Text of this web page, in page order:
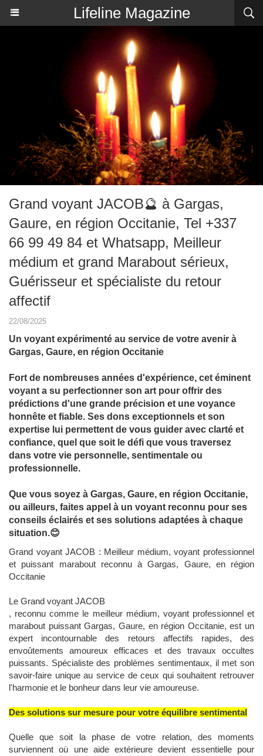
Lifeline Magazine
Grand voyant JACOB🔮 à Gargas,
Gaure, en région Occitanie, Tel +337
66 99 49 84 et Whatsapp, Meilleur
médium et grand Marabout sérieux,
Guérisseur et spécialiste du retour
affectif
22/08/2025
Un voyant expérimenté au service de votre avenir à
Gargas, Gaure, en région Occitanie
Fort de nombreuses années d'expérience, cet éminent
voyant a su perfectionner son art pour offrir des
prédictions d'une grande précision et une voyance
honnête et fiable. Ses dons exceptionnels et son
expertise lui permettent de vous guider avec clarté et
confiance, quel que soit le défi que vous traversez
dans votre vie personnelle, sentimentale ou
professionnelle.
Que vous soyez à Gargas, Gaure, en région Occitanie,
ou ailleurs, faites appel à un voyant reconnu pour ses
conseils éclairés et ses solutions adaptées à chaque
situation.😊
Grand voyant JACOB : Meilleur médium, voyant professionnel
et puissant marabout reconnu à Gargas, Gaure, en région
Occitanie
Le Grand voyant JACOB
, reconnu comme le meilleur médium, voyant professionnel et
marabout puissant Gargas, Gaure, en région Occitanie, est un
expert incontournable des retours affectifs rapides, des
envoûtements amoureux efficaces et des travaux occultes
puissants. Spécialiste des problèmes sentimentaux, il met son
savoir-faire unique au service de ceux qui souhaitent retrouver
l'harmonie et le bonheur dans leur vie amoureuse.
Des solutions sur mesure pour votre équilibre sentimental
Quelle que soit la phase de votre relation, des moments
surviennent où une aide extérieure devient essentielle pour